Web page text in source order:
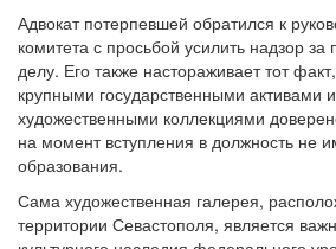
Адвокат потерпевшей обратился к
комитета с просьбой усилить надзор за
делу. Его также настораживает тот
крупными государственными активами
художественными коллекциями
на момент вступления в должность не
образования.
Сама художественная галерея,
территории Севастополя, является